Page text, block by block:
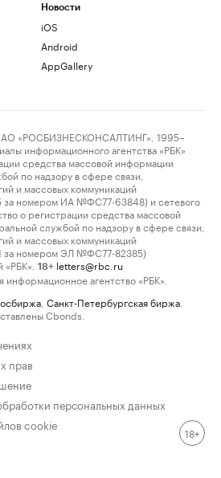
Новости
iOS
Android
AppGallery
«РОСБИЗНЕСКОНСАЛТИНГ», 1995–
информационного агентства «РБК»
средства массовой информации
по надзору в сфере связи,
и массовых коммуникаций
за номером ИА №ФС77-63848) и сетевого
о регистрации средства массовой
службой по надзору в сфере связи,
и массовых коммуникаций
за номером ЭЛ №ФС77-82385)
18+ letters@rbc.ru
информационное агентство «РБК».
Санкт-Петербургская биржа
Cbonds.
прав
персональных данных
cookie
18+